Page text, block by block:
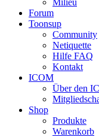
Milieu
Forum
Toonsup
Community
Netiquette
Hilfe FAQ
Kontakt
ICOM
Über den
Shop
Produkte
Warenkorb